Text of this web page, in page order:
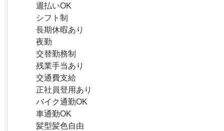
週払いOK
シフト制
長期休暇あり
夜勤
交替勤務制
残業手当あり
交通費支給
正社員登用あり
バイク通勤OK
車通勤OK
髪型髪色自由